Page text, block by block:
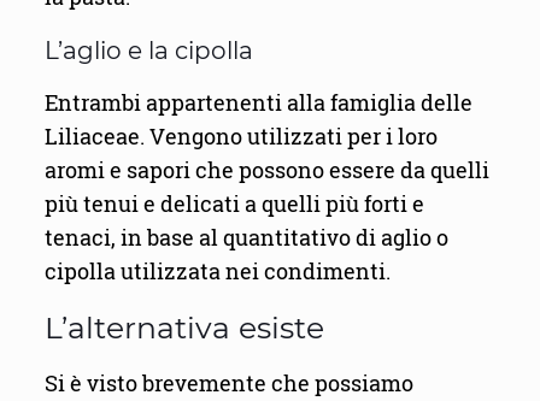
L’aglio e la cipolla
Entrambi appartenenti alla famiglia delle
Liliaceae. Vengono utilizzati per i loro
aromi e sapori che possono essere da quelli
più tenui e delicati a quelli più forti e
tenaci, in base al quantitativo di aglio o
cipolla utilizzata nei condimenti.
L’alternativa esiste
Si è visto brevemente che possiamo